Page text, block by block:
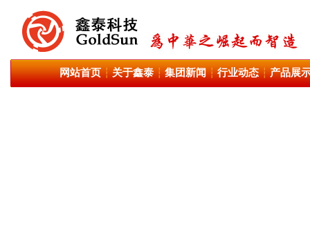
网站首页┆关于鑫泰┆集团新闻┆行业动态┆产品展